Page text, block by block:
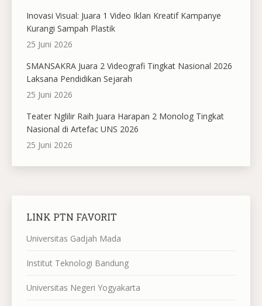
Inovasi Visual: Juara 1 Video Iklan Kreatif Kampanye
Kurangi Sampah Plastik
25 Juni 2026
SMANSAKRA Juara 2 Videografi Tingkat Nasional 2026
Laksana Pendidikan Sejarah
25 Juni 2026
Teater Nglilir Raih Juara Harapan 2 Monolog Tingkat
Nasional di Artefac UNS 2026
25 Juni 2026
LINK PTN FAVORIT
Universitas Gadjah Mada
Institut Teknologi Bandung
Universitas Negeri Yogyakarta